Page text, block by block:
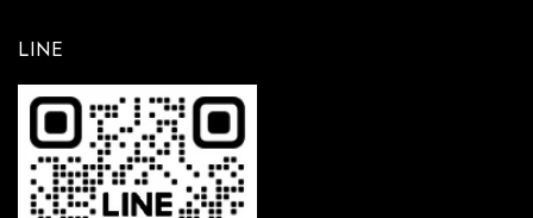
LINE